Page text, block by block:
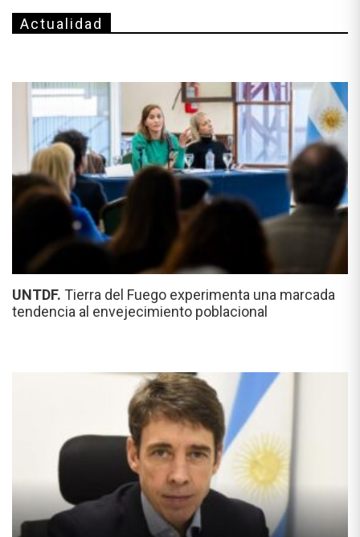
Actualidad
UNTDF. Tierra del Fuego experimenta una marcada
tendencia al envejecimiento poblacional